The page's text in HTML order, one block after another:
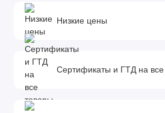
Низкие цены
Сертификаты и ГТД на все